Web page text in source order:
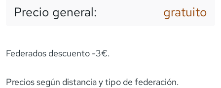
Precio general: gratuito
Federados descuento -3€.
Precios según distancia y tipo de federación.